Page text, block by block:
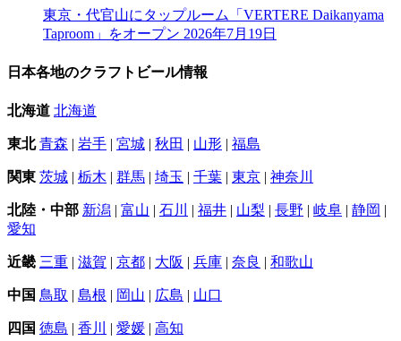
東京・代官山にタップルーム「VERTERE Daikanyama
Taproom」をオープン 2026年7月19日
日本各地のクラフトビール情報
北海道 北海道
東北 青森 | 岩手 | 宮城 | 秋田 | 山形 | 福島
関東 茨城 | 栃木 | 群馬 | 埼玉 | 千葉 | 東京 | 神奈川
北陸・中部 新潟 | 富山 | 石川 | 福井 | 山梨 | 長野 | 岐阜 | 静岡 |
愛知
近畿 三重 | 滋賀 | 京都 | 大阪 | 兵庫 | 奈良 | 和歌山
中国 鳥取 | 島根 | 岡山 | 広島 | 山口
四国 徳島 | 香川 | 愛媛 | 高知